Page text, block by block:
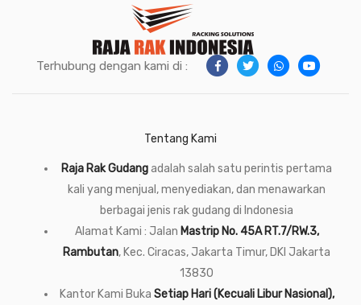
Terhubung dengan kami di :
Tentang Kami
Raja Rak Gudangadalah salah satu perintis pertama
kali yang menjual, menyediakan, dan menawarkan
berbagai jenis rak gudang di Indonesia
Alamat Kami : Jalan Mastrip No. 45A RT.7/RW.3,
Rambutan, Kec. Ciracas, Jakarta Timur, DKI Jakarta
13830
Kantor Kami Buka Setiap Hari (Kecuali Libur Nasional),